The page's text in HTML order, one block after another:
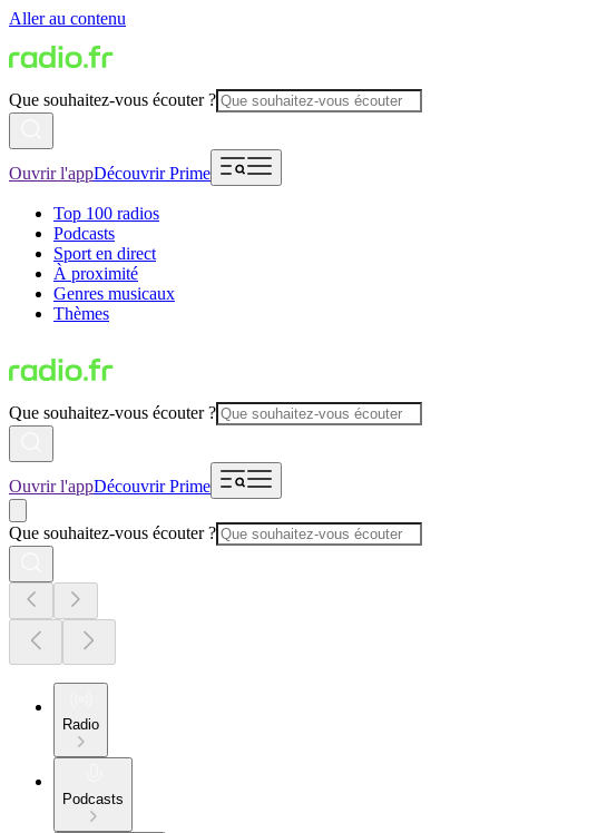
Aller au contenu
Que souhaitez-vous écouter ?
Ouvrir l'appDécouvrir Prime
Top 100 radios
Podcasts
Sport en direct
À proximité
Genres musicaux
Thèmes
Que souhaitez-vous écouter ?
Ouvrir l'appDécouvrir Prime
Que souhaitez-vous écouter ?
Radio
Podcasts